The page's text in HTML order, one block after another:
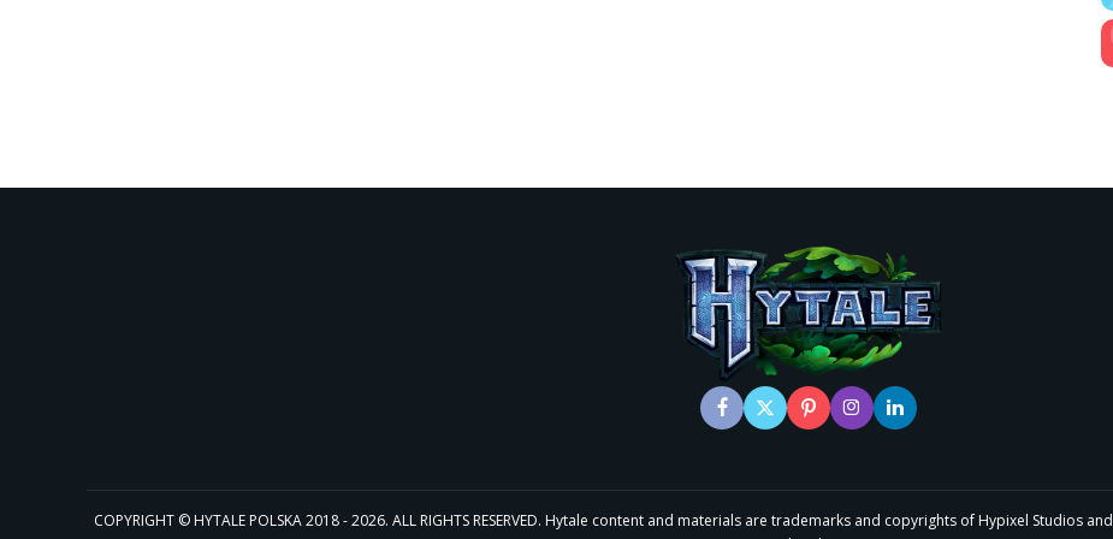
COPYRIGHT © HYTALE POLSKA 2018 - 2026. ALL RIGHTS RESERVED. Hytale content and materials are trademarks and copyrights of Hypixel